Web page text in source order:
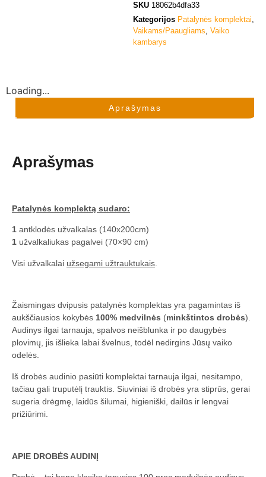
SKU 18062b4dfa33
Kategorijos Patalynės komplektai,
Vaikams/Paaugliams, Vaiko
kambarys
Loading...
Aprašymas
Aprašymas
Patalynės komplektą sudaro:
1 antklodės užvalkalas (140x200cm)
1 užvalkaliukas pagalvei (70×90 cm)
Visi užvalkalai užsegami užtrauktukais
Žaismingas dvipusis patalynės komplektas yra pagamintas iš
aukščiausios kokybės 100% medvilnės (minkštintos drobės).
Audinys ilgai tarnauja, spalvos neišblunka ir po daugybės
plovimų, jis išlieka labai švelnus, todėl nedirgins Jūsų vaiko
odelės.
Iš drobės audinio pasiūti komplektai tarnauja ilgai, nesitampo,
tačiau gali truputėlį trauktis. Siuviniai iš drobės yra stiprūs, gerai
sugeria drėgmę, laidūs šilumai, higieniški, dailūs ir lengvai
prižiūrimi.
APIE DROBĖS AUDINĮ